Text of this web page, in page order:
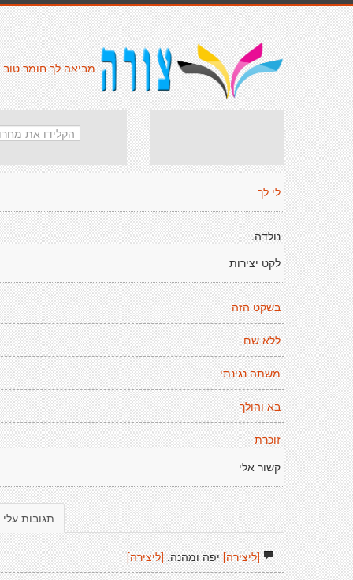
מביאה לך חומר טוב.
לי לך
נולדה.
לקט יצירות
בשקט הזה
ללא שם
משתה נגינתי
בא והולך
זוכרת
קשור אלי
תגובות עלי
[ליצירה]יפה ומהנה.[ליצירה]